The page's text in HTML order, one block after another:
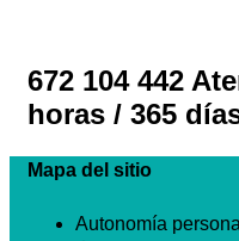
672 104 442
horas / 365
Mapa del sitio
Autonomía personal